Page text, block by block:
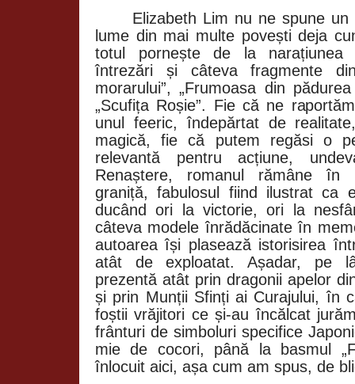
Elizabeth Lim nu ne spune
lume din mai multe povești deja
totul pornește de la narațiunea
întrezări și câteva fragmente din
morarului”, „Frumoasa din
„Scufița Roșie”. Fie că ne
unul feeric, îndepărtat de
magică, fie că putem regăsi o
relevantă pentru acțiune,
Renaștere, romanul rămâne în
graniță, fabulosul fiind ilustrat ca
ducând ori la victorie, ori la
câteva modele înrădăcinate în
autoarea își plasează istorisirea
atât de exploatat. Așadar, pe
prezentă atât prin dragonii apelor
și prin Munții Sfinți ai Curajului, în
foștii vrăjitori ce și-au încălcat
frânturi de simboluri specifice
mie de cocori, până la basmul
înlocuit aici, așa cum am spus, de